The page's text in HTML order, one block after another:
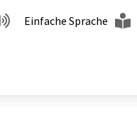
Einfache Sprache